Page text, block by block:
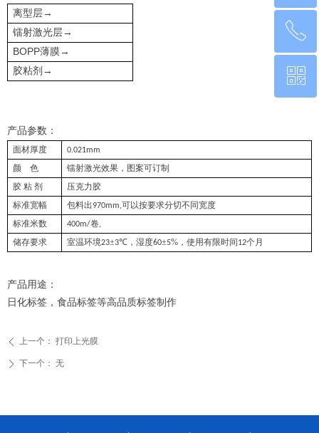
离型层→
镭射激光层→
BOPP薄膜→
胶粘剂 →
产品参数：
面材厚度 0.021mm
颜 色
镭射激光效果，图案可订制
胶 粘 剂
压克力胶
标准宽幅
包料出970mm,可以按要求分切不同宽度
标准米数
400m/卷,
储存要求 室温环境23±3℃ ，湿度60±5% ，使用有限时间 12个月
产品用途：
日化标签，食品标签等高品质标签制作
ꄴ 上一个： 打印上光膜
ꄲ 下一个： 无
回到顶部
ꂅ
0760-22220651
ꀥ